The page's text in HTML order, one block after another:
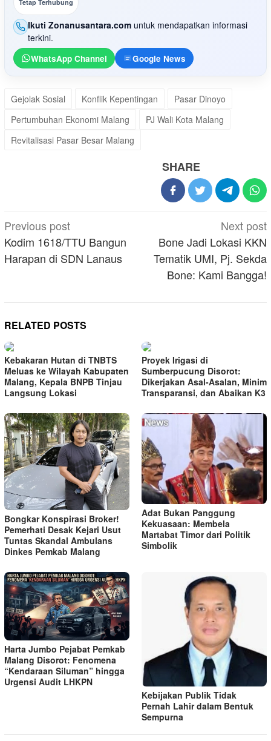
Tetap Terhubung
Ikuti Zonanusantara.com untuk mendapatkan informasi
terkini.
WhatsApp Channel Google News
Gejolak Sosial Konflik Kepentingan
Pasar Dinoyo
Pertumbuhan Ekonomi Malang
PJ Wali Kota Malang
Revitalisasi Pasar Besar Malang
SHARE
Post
navigation
Previous post
Kodim 1618/TTU Bangun
Harapan di SDN Lanaus
Next post
Bone Jadi Lokasi KKN
Tematik UMI, Pj. Sekda
Bone: Kami Bangga!
RELATED POSTS
Kebakaran Hutan di TNBTS
Meluas ke Wilayah Kabupaten
Malang, Kepala BNPB Tinjau
Langsung Lokasi
Proyek Irigasi di
Sumberpucung Disorot:
Dikerjakan Asal-Asalan, Minim
Transparansi, dan Abaikan K3
Bongkar Konspirasi Broker!
Pemerhati Desak Kejari Usut
Tuntas Skandal Ambulans
Dinkes Pemkab Malang
Adat Bukan Panggung
Kekuasaan: Membela
Martabat Timor dari Politik
Simbolik
Harta Jumbo Pejabat Pemkab
Malang Disorot: Fenomena
“Kendaraan Siluman” hingga
Urgensi Audit LHKPN
Kebijakan Publik Tidak
Pernah Lahir dalam Bentuk
Sempurna